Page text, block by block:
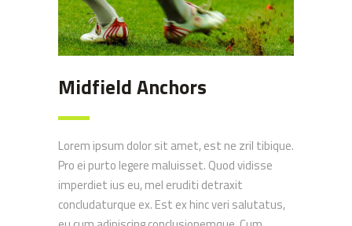
Midfield Anchors
Lorem ipsum dolor sit amet, est ne zril tibique.
Pro ei purto legere maluisset. Quod vidisse
imperdiet ius eu, mel eruditi detraxit
concludaturque ex. Est ex hinc veri salutatus,